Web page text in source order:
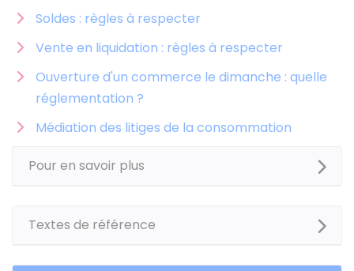
Soldes : règles à respecter
Vente en liquidation : règles à respecter
Ouverture d'un commerce le dimanche : quelle
réglementation ?
Médiation des litiges de la consommation
Pour en savoir plus
Textes de référence